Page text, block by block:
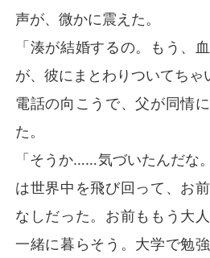
声が、微かに震えた。
「湊が結婚するの。もう、
が、彼にまとわりついてちゃ
電話の向こうで、父が同情
た。
「そうか……気づいたんだな
は世界中を飛び回って、お
なしだった。お前ももう大
一緒に暮らそう。大学で勉